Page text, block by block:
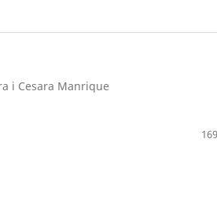
i Cesara Manrique